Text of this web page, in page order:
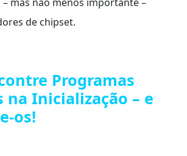
de chipset.
Programas
na Inicialização – e
os!